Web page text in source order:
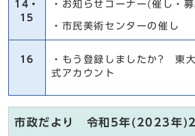
14・
15
・お知らせコーナー(催し・
・市民美術センターの催し
16
・もう登録しましたか? 東
式アカウント
市政だより 令和5年(2023年